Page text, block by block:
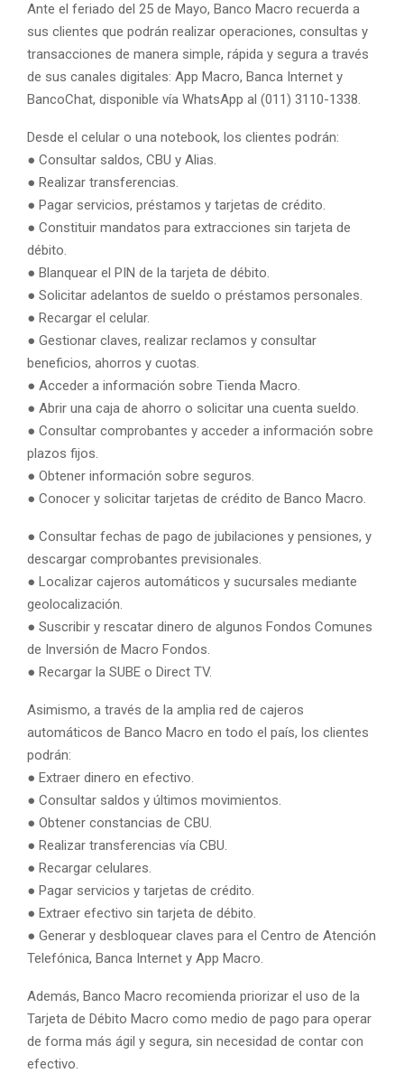
Ante el feriado del 25 de Mayo, Banco Macro recuerda a
sus clientes que podrán realizar operaciones, consultas y
transacciones de manera simple, rápida y segura a través
de sus canales digitales: App Macro, Banca Internet y
BancoChat, disponible vía WhatsApp al (011) 3110-1338.
Desde el celular o una notebook, los clientes podrán:
● Consultar saldos, CBU y Alias.
● Realizar transferencias.
● Pagar servicios, préstamos y tarjetas de crédito.
● Constituir mandatos para extracciones sin tarjeta de
débito.
● Blanquear el PIN de la tarjeta de débito.
● Solicitar adelantos de sueldo o préstamos personales.
● Recargar el celular.
● Gestionar claves, realizar reclamos y consultar
beneficios, ahorros y cuotas.
● Acceder a información sobre Tienda Macro.
● Abrir una caja de ahorro o solicitar una cuenta sueldo.
● Consultar comprobantes y acceder a información sobre
plazos fijos.
● Obtener información sobre seguros.
● Conocer y solicitar tarjetas de crédito de Banco Macro.
● Consultar fechas de pago de jubilaciones y pensiones, y
descargar comprobantes previsionales.
● Localizar cajeros automáticos y sucursales mediante
geolocalización.
● Suscribir y rescatar dinero de algunos Fondos Comunes
de Inversión de Macro Fondos.
● Recargar la SUBE o Direct TV.
Asimismo, a través de la amplia red de cajeros
automáticos de Banco Macro en todo el país, los clientes
podrán:
● Extraer dinero en efectivo.
● Consultar saldos y últimos movimientos.
● Obtener constancias de CBU.
● Realizar transferencias vía CBU.
● Recargar celulares.
● Pagar servicios y tarjetas de crédito.
● Extraer efectivo sin tarjeta de débito.
● Generar y desbloquear claves para el Centro de Atención
Telefónica, Banca Internet y App Macro.
Además, Banco Macro recomienda priorizar el uso de la
Tarjeta de Débito Macro como medio de pago para operar
de forma más ágil y segura, sin necesidad de contar con
efectivo.